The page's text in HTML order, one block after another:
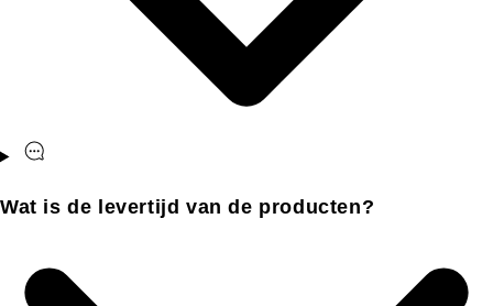
Wat is de levertijd van de producten?